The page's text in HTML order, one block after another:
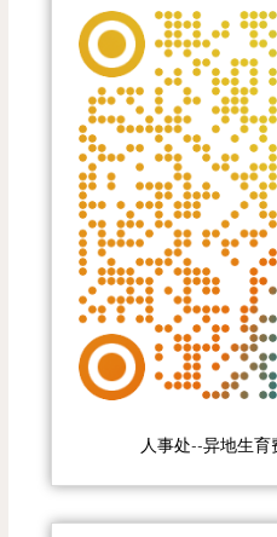
人事处--异地生